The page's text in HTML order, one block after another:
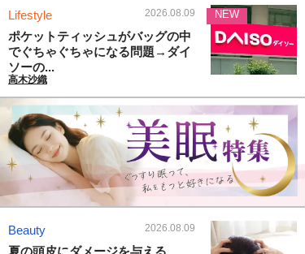
Lifestyle 2026.08.09
ポケットティッシュがバッグの中
でぐちゃぐちゃになる問題→ダイ
ソーの...
高木沙織
NEW
Beauty 2026.08.09